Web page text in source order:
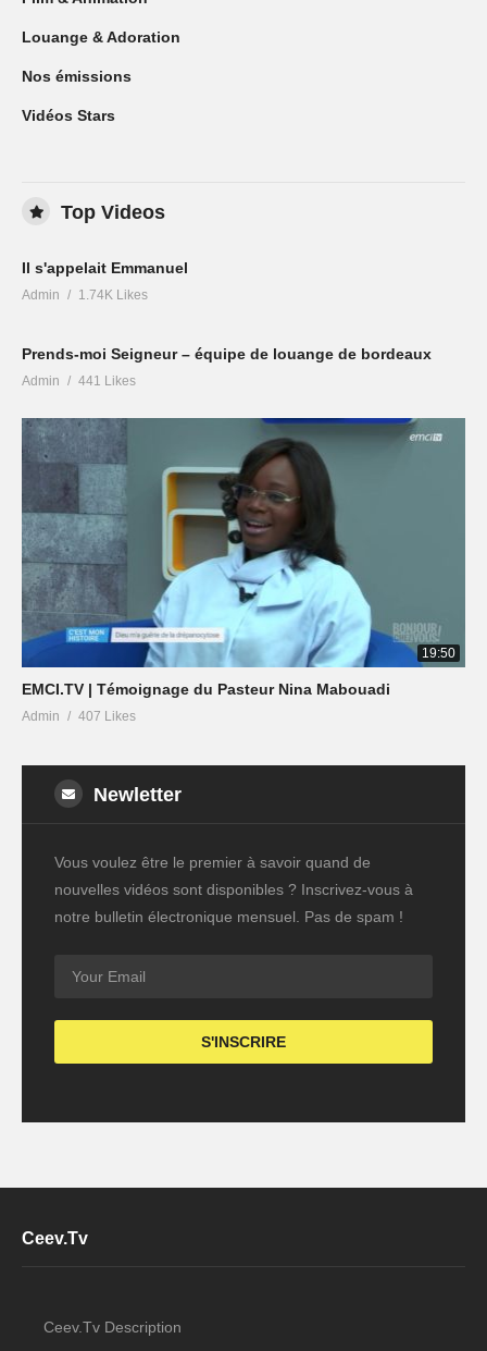
Louange & Adoration
Nos émissions
Vidéos Stars
Top Videos
Il s'appelait Emmanuel
Admin 1.74K Likes
Prends-moi Seigneur – équipe de louange de bordeaux
Admin 441 Likes
19:50
EMCI.TV | Témoignage du Pasteur Nina Mabouadi
Admin 407 Likes
Newletter
Vous voulez être le premier à savoir quand de
nouvelles vidéos sont disponibles ? Inscrivez-vous à
notre bulletin électronique mensuel. Pas de spam !
Ceev.Tv
Ceev.Tv Description